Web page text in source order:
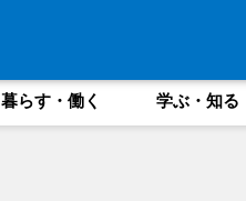
暮らす・働く 学ぶ・知る